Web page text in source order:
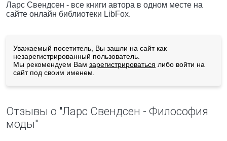
Ларс Свендсен - все книги автора в одном месте на
сайте онлайн библиотеки LibFox.
Уважаемый посетитель, Вы зашли на сайт как
незарегистрированный пользователь.
Мы рекомендуем Вам зарегистрироваться либо войти на
сайт под своим именем.
Отзывы о "Ларс Свендсен - Философия
моды"